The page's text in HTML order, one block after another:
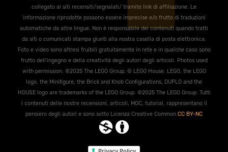
collegato ai siti recensiti/segnalati/ tramite link di affiliazione. Le
informazione riprodotte possono essere imprecise e/o frutto di traduzioni
automatiche da altre lingue. Non è responsabile dei contenuti quando tratti
da siti o comunicati stampa giunti alla nostra casella di posta elettronica.
Foto e video sono altresi fruibili gratuitamente in rete e in qualche caso sono
frutto dell'ingegno e della creatività degli autori degli articoli. Photos used
with permission. ©2025 The LEGO Group. © LEGO House. LEGO, the LEGO
logo, the Miniﬁgure, the Brick and Knob Conﬁgurations, DUPLO and the
HOUSE logo are trademarks of the LEGO Group. ©2025 The LEGO Group. Tutti
i contenuti delle nostre recensioni, articoli, MOC, tutorial, rappresentano il
pensiero degli autori e sono sotto Licenza Creative Common CC BY-NC